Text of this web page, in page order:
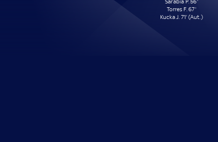
Sarabia P. 56'
Torres F. 67'
Kucka J. 71' (Aut.)